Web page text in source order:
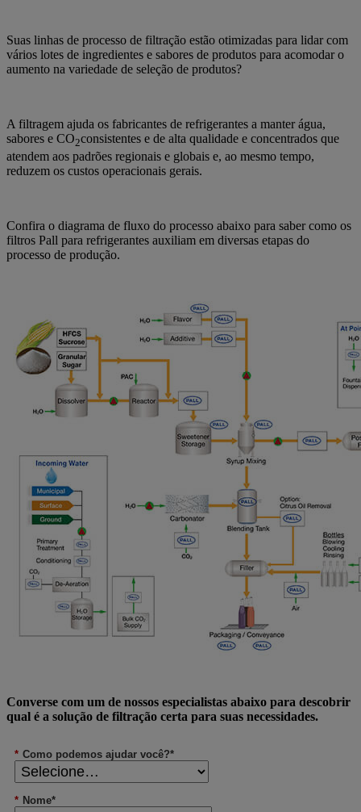
Suas linhas de processo de filtração estão otimizadas para lidar com
vários lotes de ingredientes e sabores de produtos para acomodar o
aumento na variedade de seleção de produtos?
A filtragem ajuda os fabricantes de refrigerantes a manter água,
sabores e CO2consistentes e de alta qualidade e concentrados que
atendem aos padrões regionais e globais e, ao mesmo tempo,
reduzem os custos operacionais gerais.
Confira o diagrama de fluxo do processo abaixo para saber como os
filtros Pall para refrigerantes auxiliam em diversas etapas do
processo de produção.
Converse com um de nossos especialistas abaixo para descobrir
qual é a solução de filtração certa para suas necessidades.
* Como podemos ajudar você?*
* Nome*